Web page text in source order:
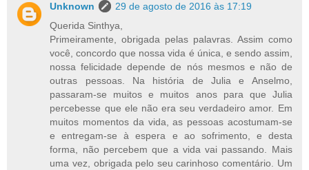
Unknown
29 de agosto de 2016 às 17:19
Querida Sinthya,
Primeiramente, obrigada pelas palavras. Assim como
você, concordo que nossa vida é única, e sendo assim,
nossa felicidade depende de nós mesmos e não de
outras pessoas. Na história de Julia e Anselmo,
passaram-se muitos e muitos anos para que Julia
percebesse que ele não era seu verdadeiro amor. Em
muitos momentos da vida, as pessoas acostumam-se
e entregam-se à espera e ao sofrimento, e desta
forma, não percebem que a vida vai passando. Mais
uma vez, obrigada pelo seu carinhoso comentário. Um